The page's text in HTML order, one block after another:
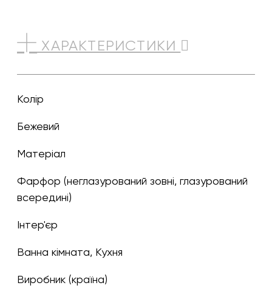
ХАРАКТЕРИСТИКИ
Колір
бежевий
Матеріал
Фарфор (неглазурований зовні, глазурований
всередині)
Інтер'єр
Ванна кімната, Кухня
Виробник (країна)